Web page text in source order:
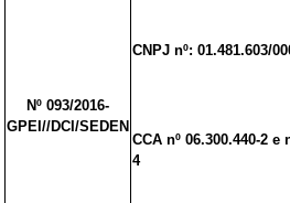
Nº 093/2016-
GPEI//DCI/SEDEN
CNPJ nº: 01.481.603/
CCA nº 06.300.440-2 e
4